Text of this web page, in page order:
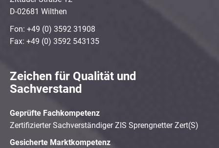
D-02681 Wilthen
Fon: +49 (0) 3592 31908
Fax: +49 (0) 3592 543135
Zeichen für Qualität und
Sachverstand
Geprüfte Fachkompetenz
Zertifizierter Sachverständiger ZIS Sprengnetter Zert(S)
Gesicherte Marktkompetenz